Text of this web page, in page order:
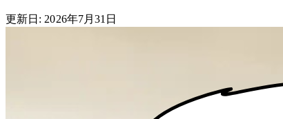
更新日: 2026年7月31日